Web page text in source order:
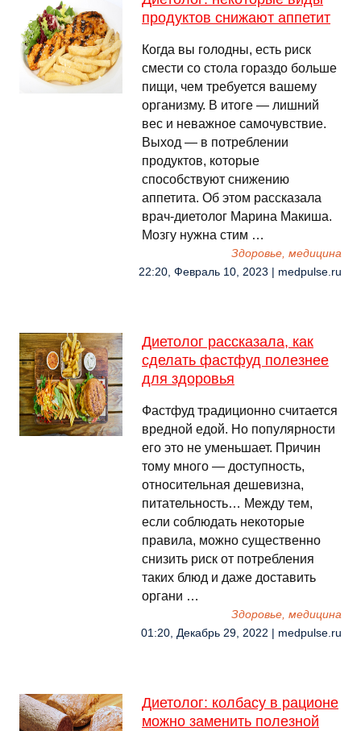
продуктов снижают аппетит
Когда вы голодны, есть риск
смести со стола гораздо больше
пищи, чем требуется вашему
организму. В итоге — лишний
вес и неважное самочувствие.
Выход — в потреблении
продуктов, которые
способствуют снижению
аппетита. Об этом рассказала
врач-диетолог Марина Макиша.
Мозгу нужна стим …
Здоровье, медицина
22:20, Февраль 10, 2023 | medpulse.ru
Диетолог рассказала, как
сделать фастфуд полезнее
для здоровья
Фастфуд традиционно считается
вредной едой. Но популярности
его это не уменьшает. Причин
тому много — доступность,
относительная дешевизна,
питательность… Между тем,
если соблюдать некоторые
правила, можно существенно
снизить риск от потребления
таких блюд и даже доставить
органи …
Здоровье, медицина
01:20, Декабрь 29, 2022 | medpulse.ru
Диетолог: колбасу в рационе
можно заменить полезной